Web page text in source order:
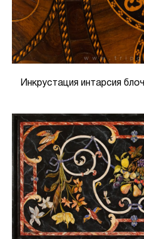
Инкрустация интарсия